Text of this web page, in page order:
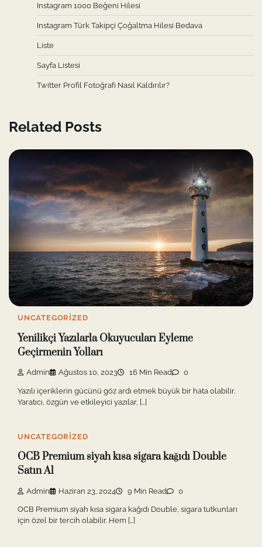
Instagram 1000 Beğeni Hilesi
Instagram Türk Takipçi Çoğaltma Hilesi Bedava
Liste
Sayfa Listesi
Twitter Profil Fotoğrafı Nasıl Kaldırılır?
Related Posts
UNCATEGORIZED
Yenilikçi Yazılarla Okuyucuları Eyleme
Geçirmenin Yolları
Admin Ağustos 10, 2023 16 Min Read 0
Yazılı içeriklerin gücünü göz ardı etmek büyük bir hata olabilir.
Yaratıcı, özgün ve etkileyici yazılar, […]
UNCATEGORIZED
OCB Premium siyah kısa sigara kağıdı Double
Satın Al
Admin Haziran 23, 2024 9 Min Read 0
OCB Premium siyah kısa sigara kağıdı Double, sigara tutkunları
için özel bir tercih olabilir. Hem […]